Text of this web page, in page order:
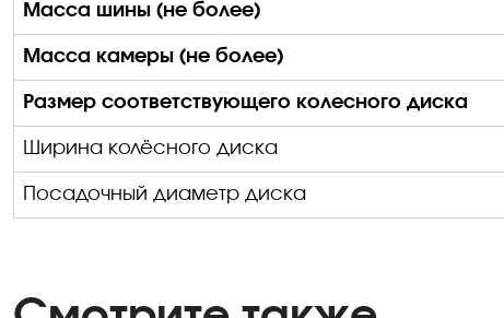
Масса шины (не более)
Масса камеры (не более)
Размер соответствующего колесного диска
Ширина колёсного диска
Посадочный диаметр диска